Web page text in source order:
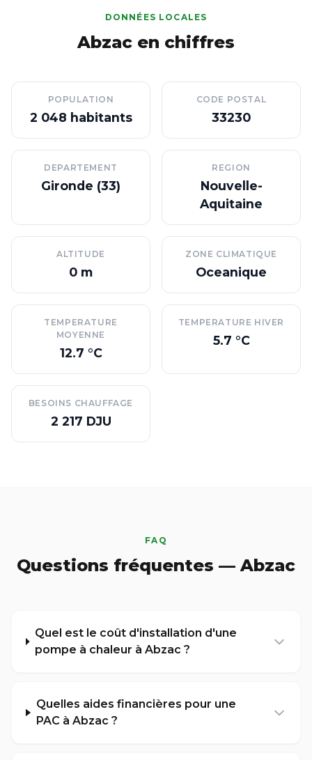
DONNÉES LOCALES
Abzac en chiffres
POPULATION
2 048 habitants
CODE POSTAL
33230
DEPARTEMENT
Gironde (33)
REGION
Nouvelle-
Aquitaine
ALTITUDE
0 m
ZONE CLIMATIQUE
Oceanique
TEMPERATURE
MOYENNE
12.7 °C
TEMPERATURE HIVER
5.7 °C
BESOINS CHAUFFAGE
2 217 DJU
FAQ
Questions fréquentes — Abzac
Quel est le coût d'installation d'une
pompe à chaleur à Abzac ?
Quelles aides financières pour une
PAC à Abzac ?